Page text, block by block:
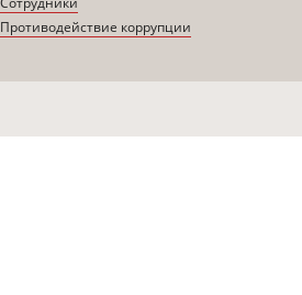
Противодействие коррупции